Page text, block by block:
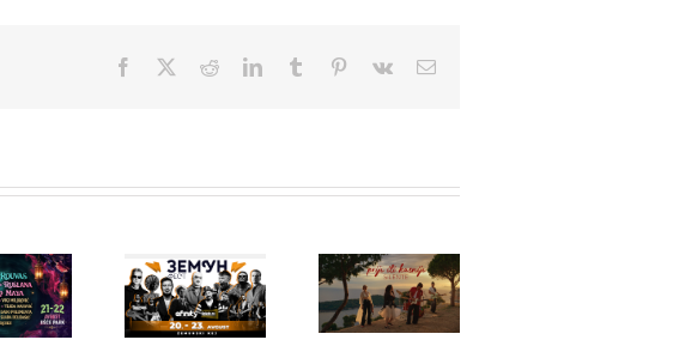
Facebook RedditLinkedInTumblr Pinterest
Vk Email
SAMO SUTRA
50 ODSTO
POPUSTA:
Obezbedite
Silente
objavio novi
singl “Prije ili
Ellie
Goulding
otkriva
nežniju